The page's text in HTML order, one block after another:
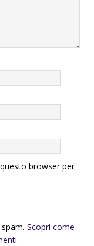
browser per
Scopri come
.